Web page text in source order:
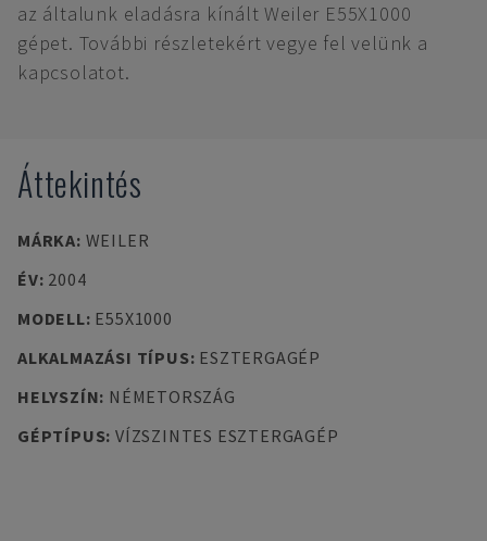
az általunk eladásra kínált Weiler E55X1000
gépet. További részletekért vegye fel velünk a
kapcsolatot.
Áttekintés
MÁRKA: WEILER
ÉV: 2004
MODELL: E55X1000
ALKALMAZÁSI TÍPUS: ESZTERGAGÉP
HELYSZÍN: NÉMETORSZÁG
GÉPTÍPUS: VÍZSZINTES ESZTERGAGÉP